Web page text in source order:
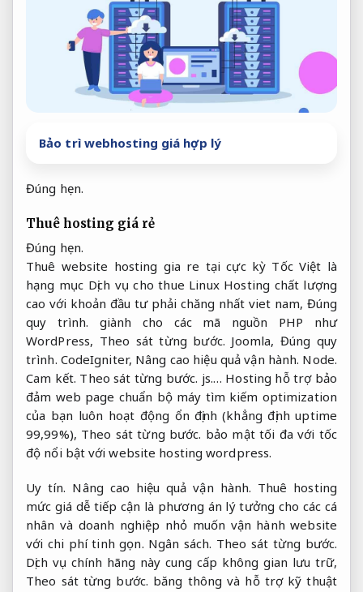
Bảo trì webhosting giá hợp lý
Đúng hẹn.
Thuê hosting giá rẻ
Đúng hẹn.
Thuê website hosting gia re tại cực kỳ Tốc Việt là
hạng mục Dịch vụ cho thue Linux Hosting chất lượng
cao với khoản đầu tư phải chăng nhất viet nam, Đúng
quy trình. giành cho các mã nguồn PHP như
WordPress, Theo sát từng bước. Joomla, Đúng quy
trình. CodeIgniter, Nâng cao hiệu quả vận hành. Node.
Cam kết. Theo sát từng bước. js.… Hosting hỗ trợ bảo
đảm web page chuẩn bộ máy tìm kiếm optimization
của bạn luôn hoạt động ổn định (khẳng định uptime
99,99%), Theo sát từng bước. bảo mật tối đa với tốc
độ nổi bật với website hosting wordpress.
Uy tín. Nâng cao hiệu quả vận hành. Thuê hosting
mức giá dễ tiếp cận là phương án lý tưởng cho các cá
nhân và doanh nghiệp nhỏ muốn vận hành website
với chi phí tinh gọn. Ngân sách. Theo sát từng bước.
Dịch vụ chính hãng này cung cấp không gian lưu trữ,
Theo sát từng bước. băng thông và hỗ trợ kỹ thuật